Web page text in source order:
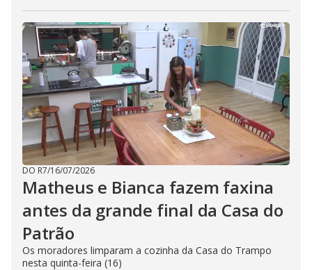
DO R7/16/07/2026
Matheus e Bianca fazem faxina
antes da grande final da Casa do
Patrão
Os moradores limparam a cozinha da Casa do Trampo
nesta quinta-feira (16)